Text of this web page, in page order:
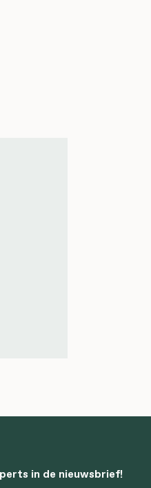
in de nieuwsbrief!